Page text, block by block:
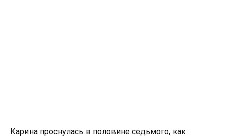
Карина проснулась в половине седьмого, как